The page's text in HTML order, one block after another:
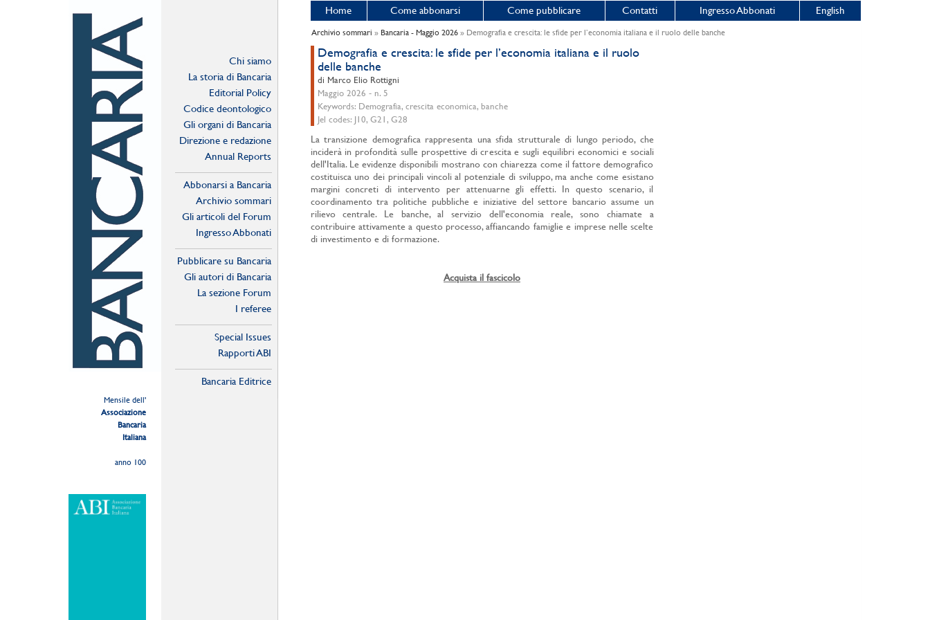
Mensile dell'
Associazione
Bancaria
Italiana
anno 100
Chi siamo
La storia di Bancaria
Editorial Policy
Codice deontologico
Gli organi di Bancaria
Direzione e redazione
Annual Reports
Abbonarsi a Bancaria
Archivio sommari
Gli articoli del Forum
Ingresso Abbonati
Pubblicare su Bancaria
Gli autori di Bancaria
La sezione Forum
I referee
Special Issues
Rapporti ABI
Bancaria Editrice
Home Come abbonarsi Come pubblicare Contatti Ingresso Abbonati English
Archivio sommari » Bancaria - Maggio 2026» Demografia e crescita: le sfide per l’economia italiana e il ruolo delle banche
Demografia e crescita: le sfide per l’economia italiana e il ruolo
delle banche
di Marco Elio Rottigni
Maggio 2026 - n. 5
Keywords: Demografia, crescita economica, banche
Jel codes: J10, G21, G28
La transizione demografica rappresenta una sfida strutturale di lungo periodo, che
inciderà in profondità sulle prospettive di crescita e sugli equilibri economici e sociali
dell'Italia. Le evidenze disponibili mostrano con chiarezza come il fattore demografico
costituisca uno dei principali vincoli al potenziale di sviluppo, ma anche come esistano
margini concreti di intervento per attenuarne gli effetti. In questo scenario, il
coordinamento tra politiche pubbliche e iniziative del settore bancario assume un
rilievo centrale. Le banche, al servizio dell'economia reale, sono chiamate a
contribuire attivamente a questo processo, affiancando famiglie e imprese nelle scelte
di investimento e di formazione.
Acquista il fascicolo